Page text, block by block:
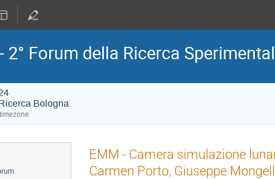
2° Forum della Ricerca
Bologna
EMM - Camera simulazione
Carmen Porto, Giuseppe